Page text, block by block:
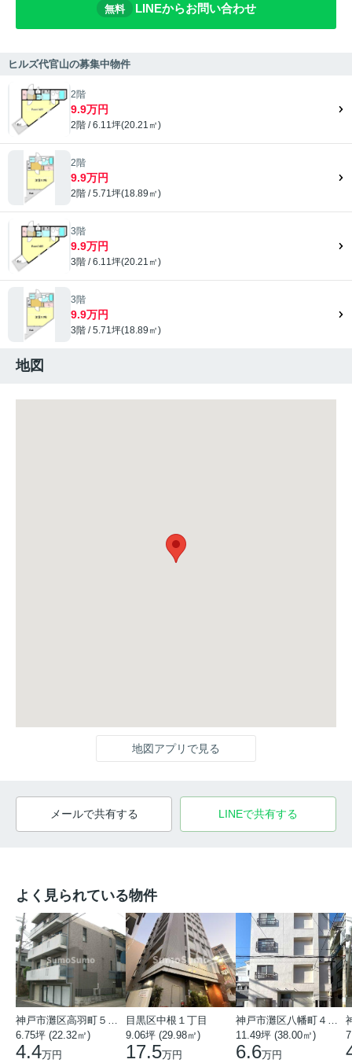
無料 LINEからお問い合わせ
ヒルズ代官山の募集中物件
2階
9.9万円
2階 / 6.11坪(20.21㎡)
2階
9.9万円
2階 / 5.71坪(18.89㎡)
3階
9.9万円
3階 / 6.11坪(20.21㎡)
3階
9.9万円
3階 / 5.71坪(18.89㎡)
地図
地図アプリで見る
メールで共有する LINEで共有する
よく見られている物件
6.75坪 (22.32㎡)
4.4万円
目黒区中根１丁目
9.06坪 (29.98㎡)
17.5万円
11.49坪 (38.00㎡)
6.6万円